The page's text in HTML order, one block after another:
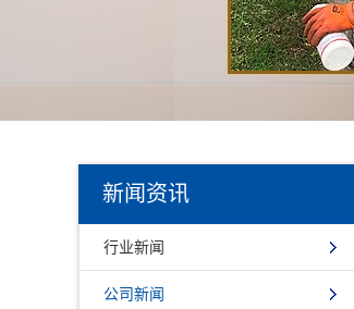
新闻资讯
行业新闻
公司新闻